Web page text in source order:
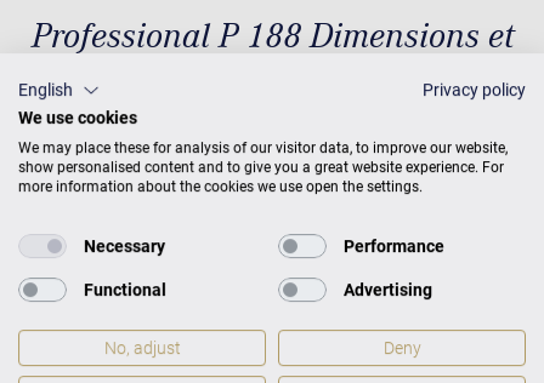
Professional P 188 Dimensions et
Dimensions et poids
P 188 × L
English
Privacy policy
We use cookies
We may place these for analysis of our visitor data, to improve our website,
show personalised content and to give you a great website experience. For
more information about the cookies we use open the settings.
Necessary Performance
Functional Advertising
No, adjust Deny